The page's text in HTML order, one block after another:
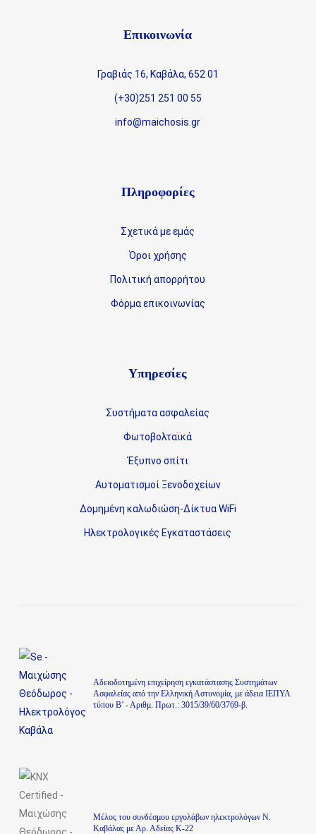
Επικοινωνία
Γραβιάς 16, Καβάλα, 652 01
(+30)251 251 00 55
info@maichosis.gr
Πληροφορίες
Σχετικά με εμάς
Όροι χρήσης
Πολιτική απορρήτου
Φόρμα επικοινωνίας
Υπηρεσίες
Συστήματα ασφαλείας
Φωτοβολταϊκά
Έξυπνο σπίτι
Αυτοματισμοί Ξενοδοχείων
Δομημένη καλωδιώση-Δίκτυα WiFi
Ηλεκτρολογικές Εγκαταστάσεις
Aδειοδοτημένη επιχείρηση εγκατάστασης Συστημάτων
Ασφαλείας από την Ελληνική Αστυνομία, με άδεια ΙΕΠΥΑ
τύπου Β’ - Αριθμ. Πρωτ.: 3015/39/60/3769-β.
Μέλος του συνδέσμου εργολάβων ηλεκτρολόγων Ν.
Καβάλας με Αρ. Αδείας Κ-22